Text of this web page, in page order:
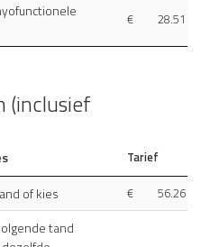
€ 28.51
(inclusief
Tarief
of kies € 56.26
tand